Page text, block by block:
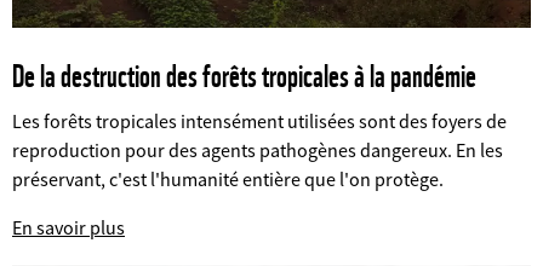
De la destruction des forêts tropicales à la pandémie
Les forêts tropicales intensément utilisées sont des foyers de
reproduction pour des agents pathogènes dangereux. En les
préservant, c'est l'humanité entière que l'on protège.
En savoir plus